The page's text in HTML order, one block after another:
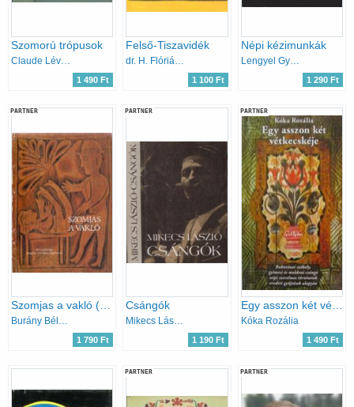
Szomorú trópusok
1 490 Ft
Felső-Tiszavidék
1 100 Ft
Népi kézimunkák
Lengyel Györgyi
1 290 Ft
PARTNER
Szomjas a vakló (66 vajdasági magyar erotikus népmese)
Burány Béla (szerk.)
1 790 Ft
PARTNER
Csángók
Mikecs László
1 190 Ft
PARTNER
Egy asszon két vétkecskéje
Kóka Rozália
1 490 Ft
PARTNER PARTNER